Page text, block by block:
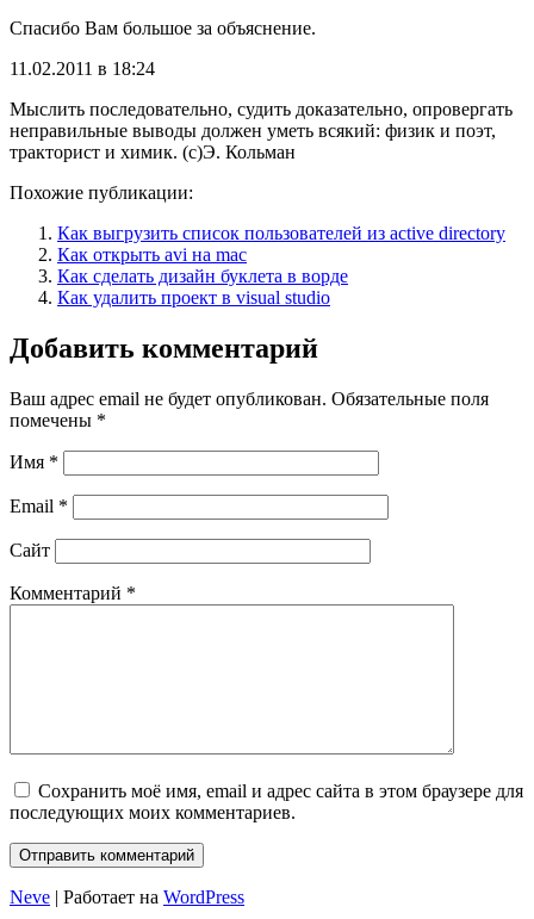
Спасибо Вам большое за объяснение.
11.02.2011 в 18:24
Мыслить последовательно, судить доказательно, опровергать
неправильные выводы должен уметь всякий: физик и поэт,
тракторист и химик. (с)Э. Кольман
Похожие публикации:
Как выгрузить список пользователей из active directory
Как открыть avi на mac
Как сделать дизайн буклета в ворде
Как удалить проект в visual studio
Добавить комментарий
Ваш адрес email не будет опубликован. Обязательные поля
помечены *
Имя *
Email *
Сайт
Комментарий *
Сохранить моё имя, email и адрес сайта в этом браузере для
последующих моих комментариев.
Neve | Работает на WordPress